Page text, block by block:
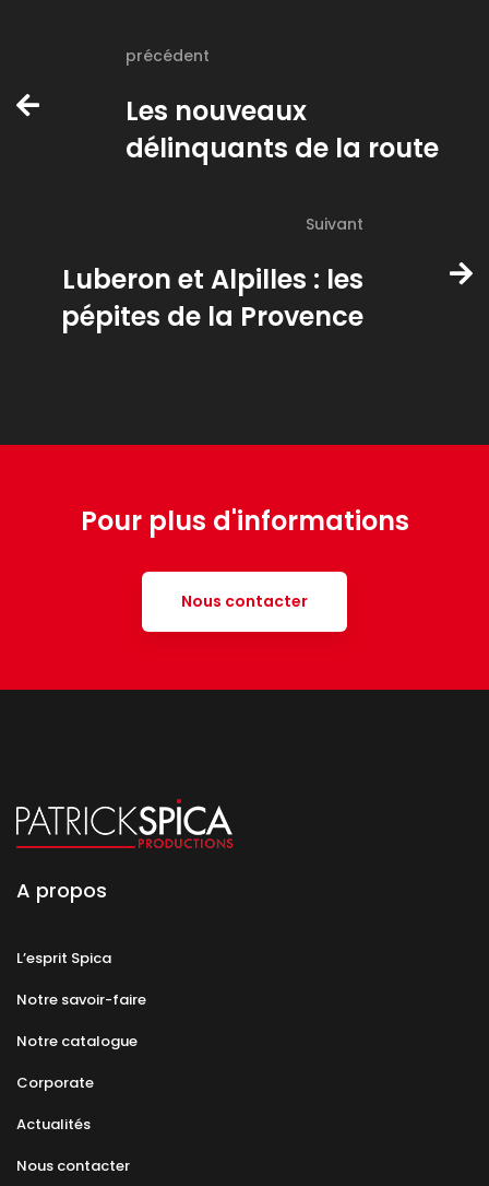
précédent
Les nouveaux
délinquants de la route
Suivant
Luberon et Alpilles : les
pépites de la Provence
Pour plus d'informations
Nous contacter
A propos
L’esprit Spica
Notre savoir-faire
Notre catalogue
Corporate
Actualités
Nous contacter